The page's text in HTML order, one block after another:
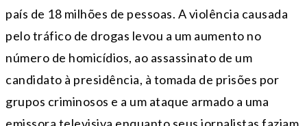
país de 18 milhões de pessoas. A violência causada
pelo tráfico de drogas levou a um aumento no
número de homicídios, ao assassinato de um
candidato à presidência, à tomada de prisões por
grupos criminosos e a um ataque armado a uma